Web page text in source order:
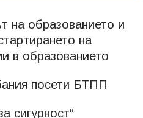
на образованието и
на
в образованието
посети БТПП
сигурност“